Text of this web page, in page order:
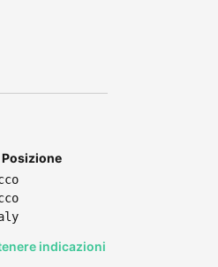
Posizione
indicazioni